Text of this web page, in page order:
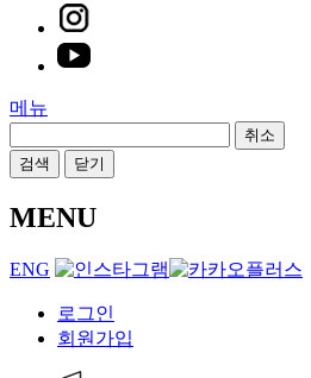
메뉴
취소
검색
닫기
MENU
ENG
로그인
회원가입